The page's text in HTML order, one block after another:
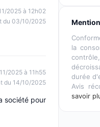
2025 à 12h02
du 03/10/2025
2025 à 11h55
du 14/10/2025
société pour
la
durée
Avis
savoir